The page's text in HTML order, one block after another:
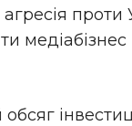
агресія